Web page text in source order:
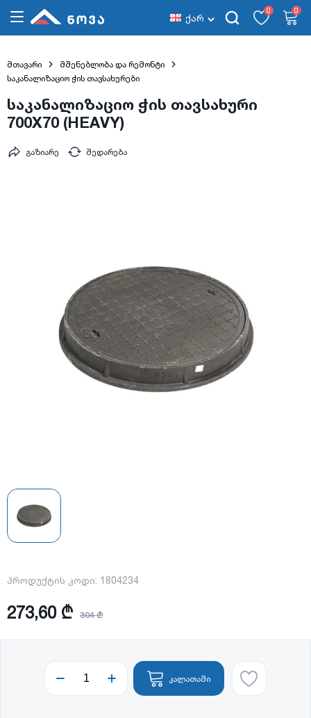
ქარ
0 0
მთავარი
მშენებლობა და რემონტი
საკანალიზაციო ჭის თავსახურები
საკანალიზაციო ჭის თავსახური
700X70 (HEAVY)
შედარება
გაზიარე
პროდუქტის კოდი: 1804234
273,60 ₾ 304 ₾
კალათაში